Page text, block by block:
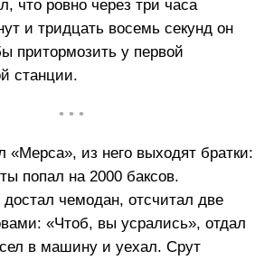
что ровно через три часа
и тридцать восемь секунд он
притормозить у первой
станции.
• • •
«Мерса», из него выходят братки:
попал на 2000 баксов.
чемодан, отсчитал две
«Чтоб, вы усрались», отдал
в машину и уехал. Срут